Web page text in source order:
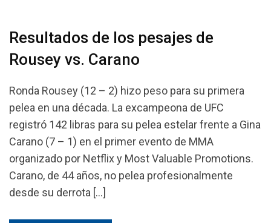
Resultados de los pesajes de
Rousey vs. Carano
Ronda Rousey (12 – 2) hizo peso para su primera
pelea en una década. La excampeona de UFC
registró 142 libras para su pelea estelar frente a Gina
Carano (7 – 1) en el primer evento de MMA
organizado por Netflix y Most Valuable Promotions.
Carano, de 44 años, no pelea profesionalmente
desde su derrota […]